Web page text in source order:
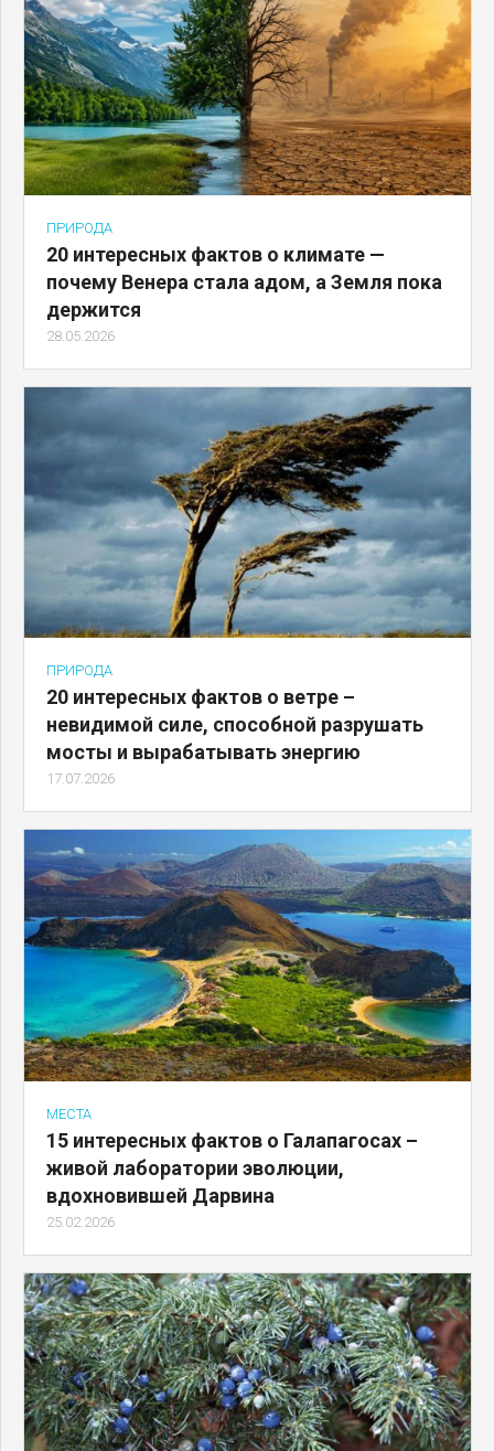
ПРИРОДА
20 интересных фактов о климате —
почему Венера стала адом, а Земля пока
держится
28.05.2026
ПРИРОДА
20 интересных фактов о ветре –
невидимой силе, способной разрушать
мосты и вырабатывать энергию
17.07.2026
МЕСТА
15 интересных фактов о Галапагосах –
живой лаборатории эволюции,
вдохновившей Дарвина
25.02.2026